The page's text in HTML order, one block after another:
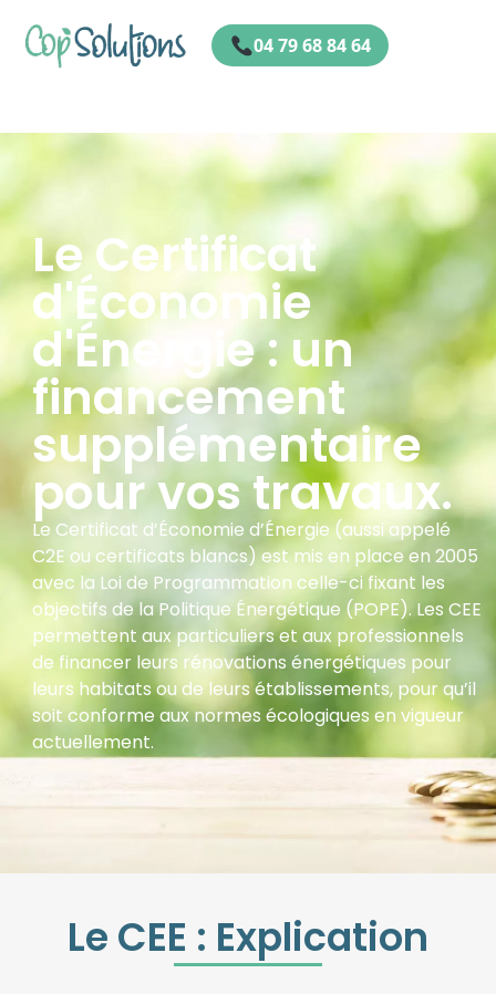
04 79 68 84 64
cee
Le Certificat
d'Économie
d'Énergie: un
financement
supplémentaire
pour vos travaux.
Le Certificat d’Économie d’Énergie (aussi appelé
C2E ou certificats blancs) est mis en place en 2005
avec la Loi de Programmation celle-ci fixant les
objectifs de la Politique Énergétique (POPE). Les CEE
permettent aux particuliers et aux professionnels
de financer leurs rénovations énergétiques pour
leurs habitats ou de leurs établissements, pour qu’il
soit conforme aux normes écologiques en vigueur
actuellement.
Le CEE : Explication